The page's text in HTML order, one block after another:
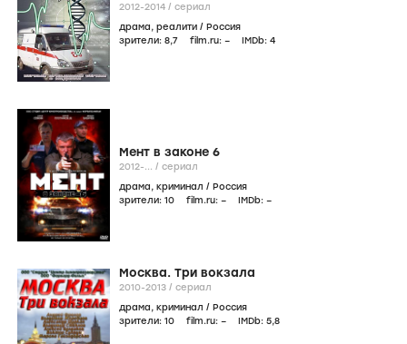
2012-2014 / сериал
драма, реалити / Россия
зрители: 8,7 film.ru: – IMDb: 4
Мент в законе 6
2012-... / сериал
драма, криминал / Россия
зрители: 10 film.ru: – IMDb: –
Москва. Три вокзала
2010-2013 / сериал
драма, криминал / Россия
зрители: 10 film.ru: – IMDb: 5,8